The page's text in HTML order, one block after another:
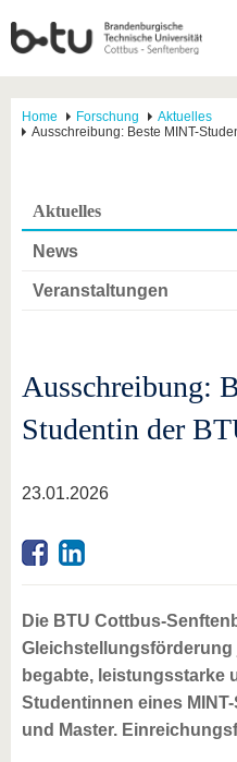
Home Forschung
Aktuelles
Ausschreibung: Beste MINT-
Aktuelles
News
Veranstaltungen
Ausschreibung:
Studentin der
23.01.2026
Die BTU Cottbus-
begabte, leistungsstarke
Studentinnen eines
und Master.